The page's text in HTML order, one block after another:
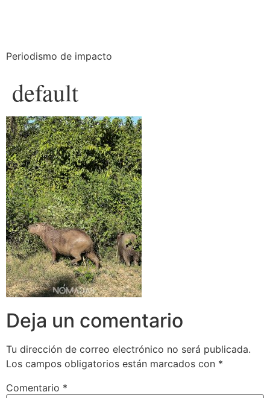
Periodismo de impacto
default
Deja un comentario
Tu dirección de correo electrónico no será publicada.
Los campos obligatorios están marcados con *
Comentario *